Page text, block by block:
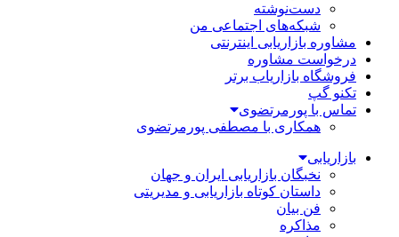
دست‌نوشته
شبکه‌های اجتماعی من
مشاوره بازاریابی اینترنتی
درخواست مشاوره
فروشگاه بازاریاب برتر
تکنو گپ
تماس با پورمرتضوی
همکاری با مصطفی پورمرتضوی
بازاریابی
نخبگان بازاریابی ایران و جهان
داستان کوتاه بازاریابی و مدیریتی
فن بیان
مذاکره